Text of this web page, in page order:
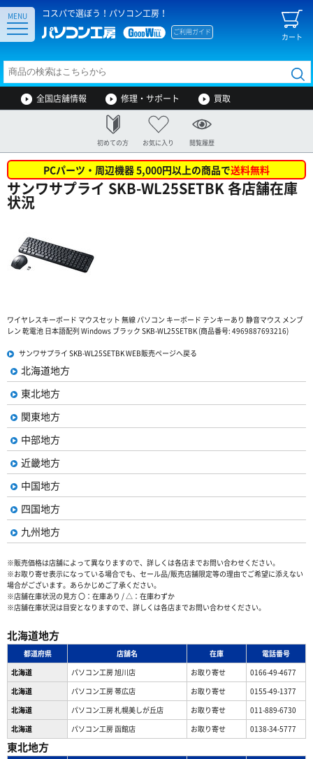
コスパで選ぼう！パソコン工房！
カート
ご利用ガイド
MENU
全国店舗情報 修理・サポート 買取
初めての方 お気に入り 閲覧履歴
PCパーツ・周辺機器 5,000円以上の商品で送料無料
サンワサプライ SKB-WL25SETBK 各店舗在庫
状況
ワイヤレスキーボード マウスセット 無線 パソコン キーボード テンキーあり 静音マウス メンブ
レン 乾電池 日本語配列 Windows ブラック SKB-WL25SETBK (商品番号: 4969887693216)
サンワサプライ SKB-WL25SETBK WEB販売ページへ戻る
北海道地方
東北地方
関東地方
中部地方
近畿地方
中国地方
四国地方
九州地方
※販売価格は店舗によって異なりますので、詳しくは各店までお問い合わせください。
※お取り寄せ表示になっている場合でも、セール品/販売店舗限定等の理由でご希望に添えない
場合がございます。あらかじめご了承ください。
※店舗在庫状況の見方 〇：在庫あり / △：在庫わずか
※店舗在庫状況は目安となりますので、詳しくは各店までお問い合わせください。
北海道地方
都道府県 店舗名 在庫
電話番号
北海道
パソコン工房 旭川店 お取り寄せ
0166-49-4677
北海道
パソコン工房 帯広店 お取り寄せ
0155-49-1377
北海道
パソコン⼯房 札幌美しが丘店 お取り寄せ
011-889-6730
北海道
パソコン工房 函館店 お取り寄せ 0138-34-5777
東北地方